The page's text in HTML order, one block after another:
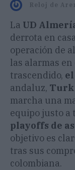
Reloj de
La UD
derrota en
operación de
las alarmas
trascendido,
andaluz,
marcha una
equipo justo a
playoffs de
objetivo es
tras sus
colombiana.